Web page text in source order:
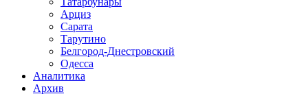
Арциз
Сарата
Тарутино
Белгород-Днестровский
Одесса
Аналитика
Архив